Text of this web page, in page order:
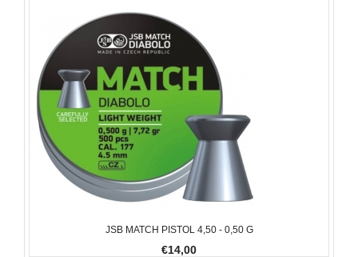
JSB MATCH PISTOL 4,50 - 0,50 G
€14,00